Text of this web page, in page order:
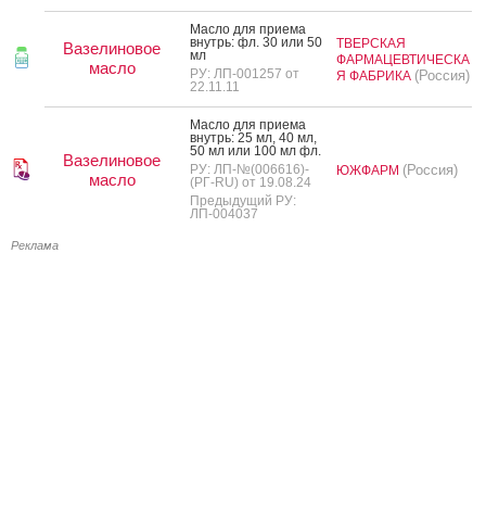
Вазелиновое
масло
Мас­ло для при­ема
внутрь: фл. 30 или 50
мл
РУ: ЛП-001257 от
22.11.11
ТВЕРСКАЯ
ФАРМАЦЕВТИЧЕСКА
Я ФАБРИКА (Россия)
Вазелиновое
масло
Мас­ло для при­ема
внутрь: 25 мл, 40 мл,
50 мл или 100 мл фл.
РУ: ЛП-№(006616)-
(РГ-RU) от 19.08.24
Предыдущий РУ:
ЛП-004037
ЮЖФАРМ (Россия)
Реклама